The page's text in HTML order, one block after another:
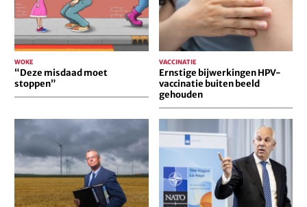
“Deze misdaad moet
stoppen”
WOKE
gehouden
Ernstige bijwerkingen HPV-
vaccinatie buiten beeld
gehouden
VACCINATIE
Verzet
Nieboer
na
123
dagen
NCTV-
krijgt
grip
op